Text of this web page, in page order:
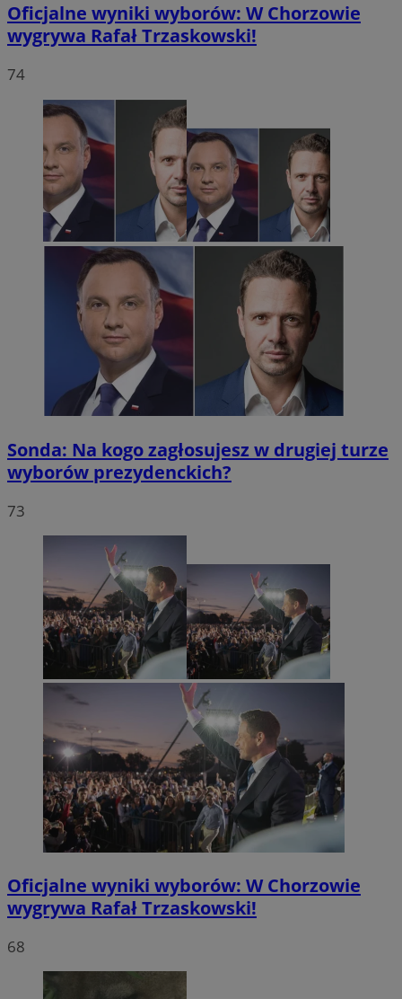
Oficjalne wyniki wyborów: W Chorzowie
wygrywa Rafał Trzaskowski!
74
Sonda: Na kogo zagłosujesz w drugiej turze
wyborów prezydenckich?
73
Oficjalne wyniki wyborów: W Chorzowie
wygrywa Rafał Trzaskowski!
68